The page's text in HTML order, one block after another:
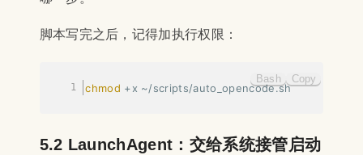
脚本写完之后，记得加执行权限：
chmod +x ~/scripts/auto_opencode.sh
Bash Copy
5.2 LaunchAgent：交给系统接管启动